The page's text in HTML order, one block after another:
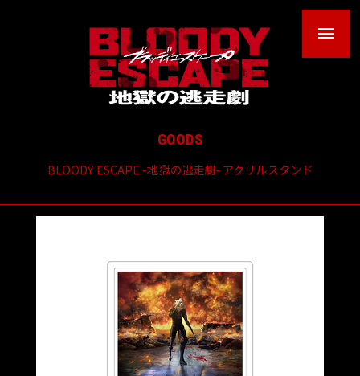
NEWS
THEATER
INTRODUCTION
MOVIE
GOODS
BLOODY ESCAPE -地獄の逃走劇- アクリルスタンド